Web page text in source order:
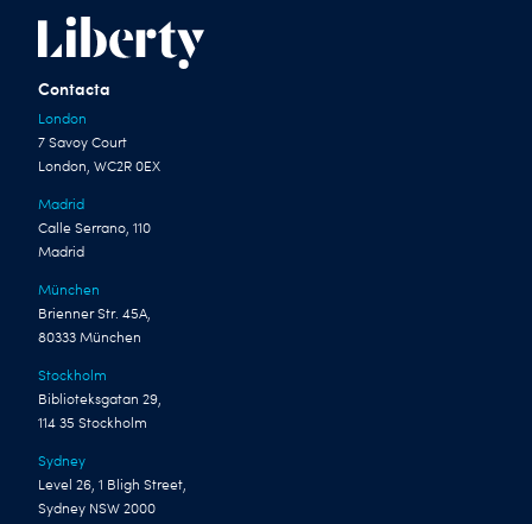
Contacta
London
7 Savoy Court
London, WC2R 0EX
Madrid
Calle Serrano, 110
Madrid
München
Brienner Str. 45A,
80333 München
Stockholm
Biblioteksgatan 29,
114 35 Stockholm
Sydney
Level 26, 1 Bligh Street,
Sydney NSW 2000